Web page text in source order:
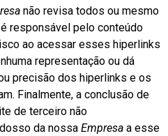
não revisa todos ou mesmo
responsável pelo conteúdo
ao acessar esses hiperlinks
representação ou dá
precisão dos hiperlinks e os
Finalmente, a conclusão de
de terceiro não
da nossa Empresa a esse